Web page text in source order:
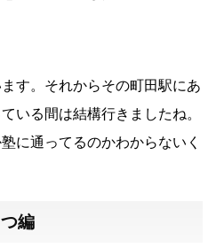
す。それからその町田駅にあ
いる間は結構行きましたね。
に通ってるのかわからないく
編